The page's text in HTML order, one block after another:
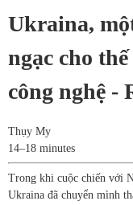
Ukraina,
ngạc cho
công nghệ -
Thụy My
14–18 minutes
Trong khi cuộc chiến với
Ukraina đã chuyển mình